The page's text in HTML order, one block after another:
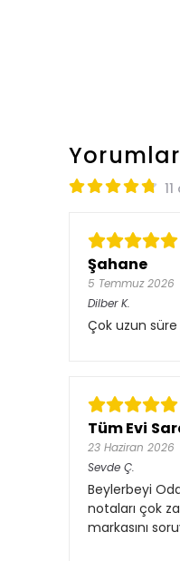
Yorumlar
Şahane
5 Temmuz 2026
Dilber K.
Çok uzun süre
Tüm Evi
23 Haziran 2026
Sevde Ç.
Beylerbeyi
notaları çok
markasını